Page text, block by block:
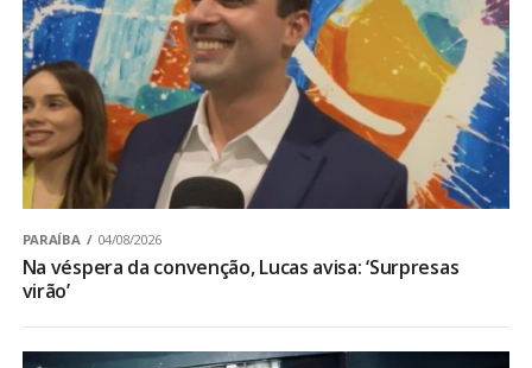
PARAÍBA 04/08/2026
Na véspera da convenção, Lucas avisa: ‘Surpresas
virão’